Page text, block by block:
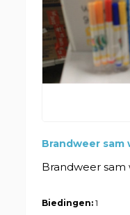
Brandweer
Brandweer sam
Biedingen: 1